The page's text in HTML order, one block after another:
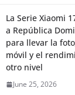
La Serie Xiaomi
a República
para llevar la
móvil y el
otro nivel
June 25, 2026